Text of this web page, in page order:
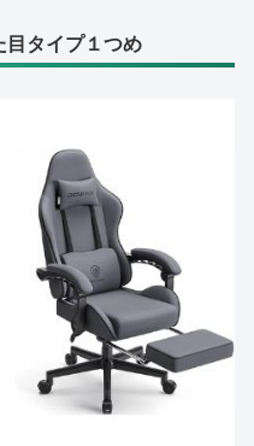
目タイプ１つめ